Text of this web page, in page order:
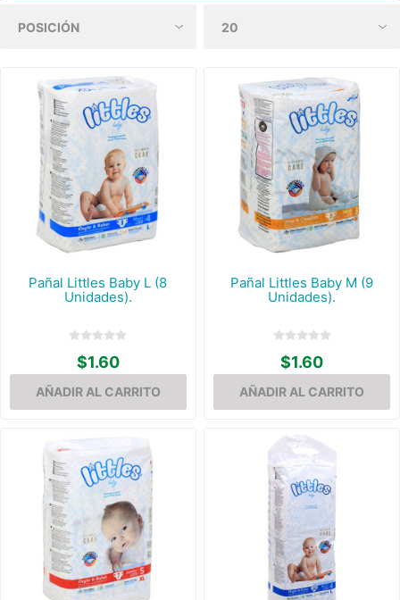
Pañal Littles Baby L (8
Unidades).
$1.60
Pañal Littles Baby M (9
Unidades).
$1.60